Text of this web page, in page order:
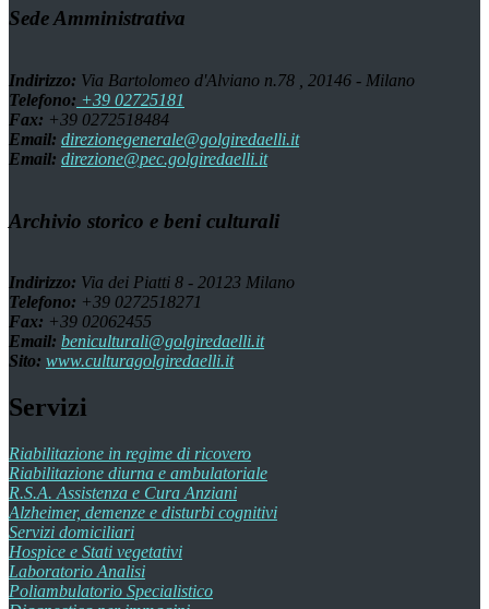
Sede Amministrativa
Indirizzo: Via Bartolomeo d'Alviano n.78 , 20146 - Milano
Telefono: +39 02725181
Fax: +39 0272518484
Email: direzionegenerale@golgiredaelli.it
Email: direzione@pec.golgiredaelli.it
Archivio storico e beni culturali
Indirizzo: Via dei Piatti 8 - 20123 Milano
Telefono: +39 0272518271
Fax: +39 02062455
Email: beniculturali@golgiredaelli.it
Sito: www.culturagolgiredaelli.it
Servizi
Riabilitazione in regime di ricovero
Riabilitazione diurna e ambulatoriale
R.S.A. Assistenza e Cura Anziani
Alzheimer, demenze e disturbi cognitivi
Servizi domiciliari
Hospice e Stati vegetativi
Laboratorio Analisi
Poliambulatorio Specialistico